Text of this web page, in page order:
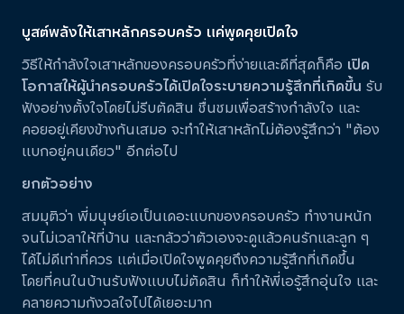
บูสต์พลังให้เสาหลักครอบครัว แค่พูดคุยเปิดใจ
วิธีให้กำลังใจเสาหลักของครอบครัวที่ง่ายและดีที่สุดก็คือ เปิด
โอกาสให้ผู้นำครอบครัวได้เปิดใจระบายความรู้สึกที่เกิดขึ้น รับ
ฟังอย่างตั้งใจโดยไม่รีบตัดสิน ชื่นชมเพื่อสร้างกำลังใจ และ
คอยอยู่เคียงข้างกันเสมอ จะทำให้เสาหลักไม่ต้องรู้สึกว่า "ต้อง
แบกอยู่คนเดียว" อีกต่อไป
ยกตัวอย่าง
สมมุติว่า พี่มนุษย์เอเป็นเดอะแบกของครอบครัว ทำงานหนัก
จนไม่เวลาให้ที่บ้าน และกลัวว่าตัวเองจะดูแล้วคนรักและลูก ๆ
ได้ไม่ดีเท่าที่ควร แต่เมื่อเปิดใจพูดคุยถึงความรู้สึกที่เกิดขึ้น
โดยที่คนในบ้านรับฟังแบบไม่ตัดสิน ก็ทำให้พี่เอรู้สึกอุ่นใจ และ
คลายความกังวลใจไปได้เยอะมาก